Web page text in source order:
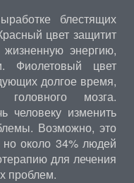
блестящих
цвет защитит
энергию,
Фиолетовый цвет
долгое время,
головного мозга.
человеку изменить
Возможно, это
около 34% людей
для лечения
проблем.